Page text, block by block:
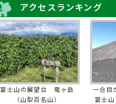
アクセスランキング
富士山の展望台 竜ヶ岳
（山梨百名山）
一合目
富士